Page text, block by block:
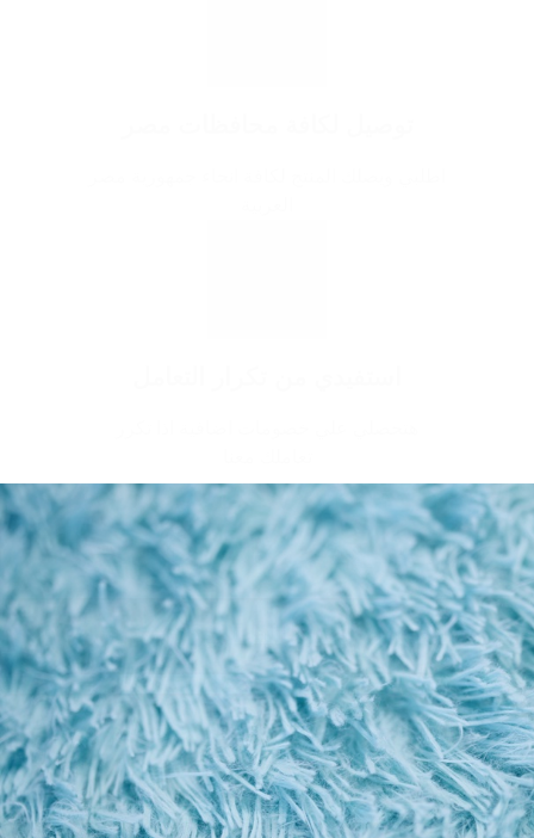
البنطلون الجينز في ميلتون هو الأفضل
على الإطلاق 🌟
ماهي المقاسات المتاحة للبنطلون؟
هل يمكن استرجاع المنتج في حالة عدم الرضا
عنه؟